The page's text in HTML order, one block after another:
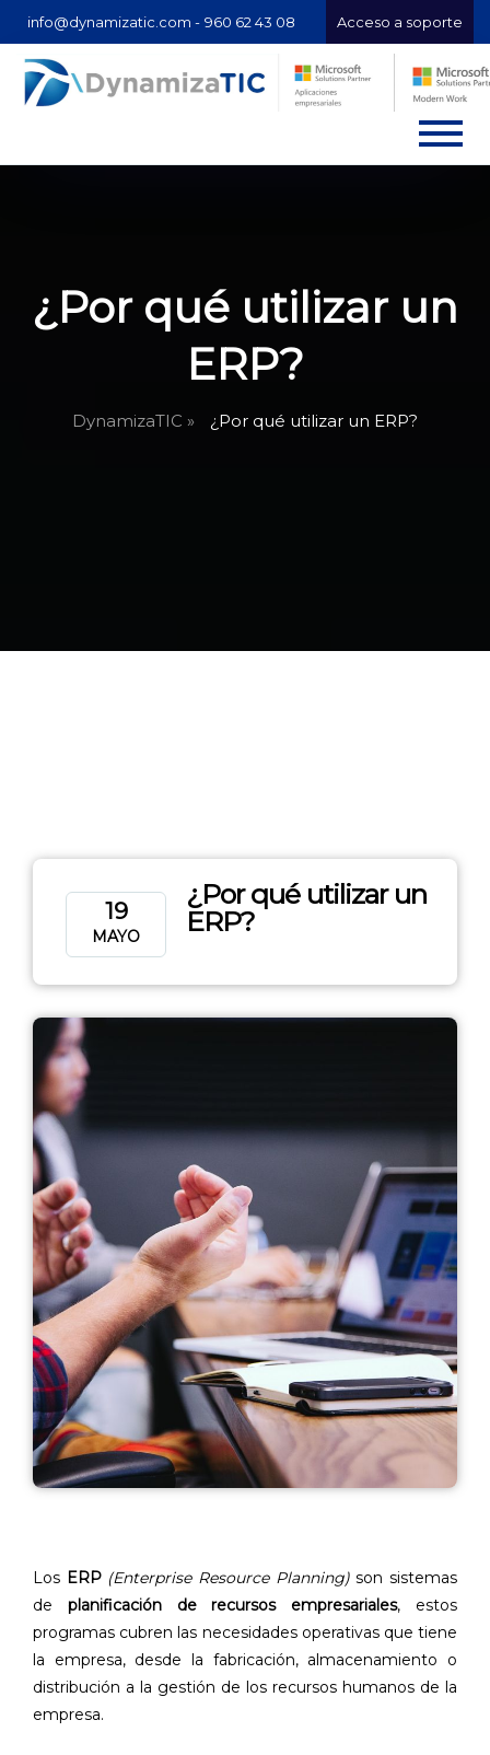
info@dynamizatic.com - 960 62 43 08 Acceso a soporte
¿Por qué utilizar un
ERP?
DynamizaTIC » ¿Por qué utilizar un ERP?
19
MAYO
¿Por qué utilizar un
ERP?
Los ERP (Enterprise Resource Planning)son sistemas
de planificación de recursos empresariales, estos
programas cubren las necesidades operativas que tiene
la empresa, desde la fabricación, almacenamiento o
distribución a la gestión de los recursos humanos de la
empresa.